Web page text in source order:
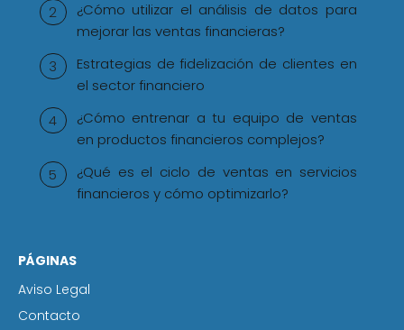
¿Cómo utilizar el análisis de datos para
mejorar las ventas financieras?
Estrategias de fidelización de clientes en
el sector financiero
¿Cómo entrenar a tu equipo de ventas
en productos financieros complejos?
¿Qué es el ciclo de ventas en servicios
financieros y cómo optimizarlo?
PÁGINAS
Aviso Legal
Contacto